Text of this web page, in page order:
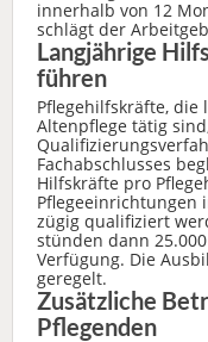
innerhalb von 12
schlägt der
Langjährige
führen
Pflegehilfskräfte, die
Altenpflege tätig
Fachabschlusses
Hilfskräfte pro
Pflegeeinrichtungen
zügig qualifiziert
stünden dann
Verfügung. Die
geregelt.
Zusätzliche
Pflegenden